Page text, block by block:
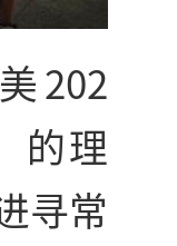
202
的理
寻常